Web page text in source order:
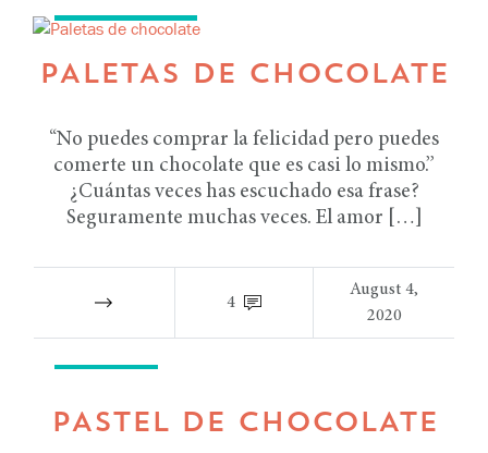
PALETAS DE CHOCOLATE
“No puedes comprar la felicidad pero puedes
comerte un chocolate que es casi lo mismo.”
¿Cuántas veces has escuchado esa frase?
Seguramente muchas veces. El amor […]
4
August 4,
2020
PASTEL DE CHOCOLATE